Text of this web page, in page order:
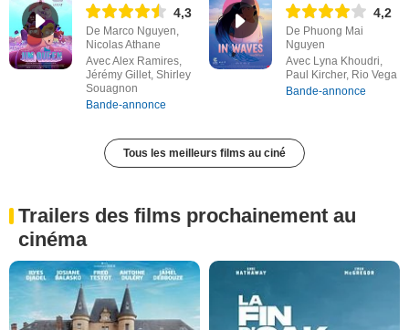
4,3
De Marco Nguyen,
Nicolas Athane
Avec Alex Ramires,
Jérémy Gillet, Shirley
Souagnon
Bande-annonce
4,2
De Phuong Mai
Nguyen
Avec Lyna Khoudri,
Paul Kircher, Rio Vega
Bande-annonce
Tous les meilleurs films au ciné
Trailers des films prochainement au
cinéma